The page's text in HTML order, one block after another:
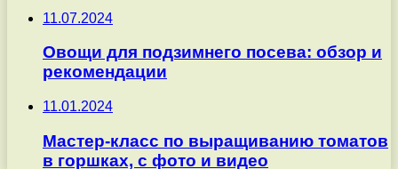
11.07.2024
Овощи для подзимнего посева: обзор и
рекомендации
11.01.2024
Мастер-класс по выращиванию томатов
в горшках, с фото и видео